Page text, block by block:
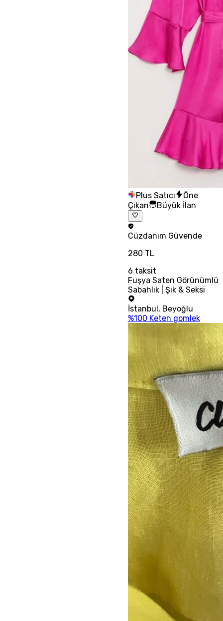
Plus Satıcı
Öne
Çıkan
Büyük İlan
Cüzdanım Güvende
280 TL
6 taksit
Fuşya Saten Görünümlü
Sabahlık | Şık & Seksi
İstanbul, Beyoğlu
%100 Keten gomlek